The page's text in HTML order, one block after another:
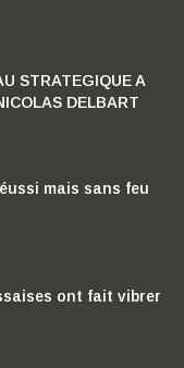
STRATEGIQUE A
DELBART
mais sans feu
ont fait vibrer